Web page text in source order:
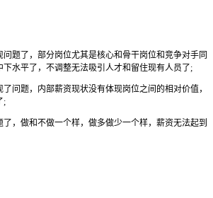
题了，部分岗位尤其是核心和骨干岗位和竞争对手同
下水平了，不调整无法吸引人才和留住现有人员了;
问题，内部薪资现状没有体现岗位之间的相对价值，
;
，做和不做一个样，做多做少一个样，薪资无法起到